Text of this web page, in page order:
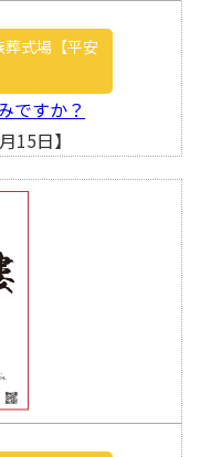
葬式場【平安
ですか？
15日】